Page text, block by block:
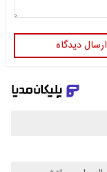
ارسال دیدگاه